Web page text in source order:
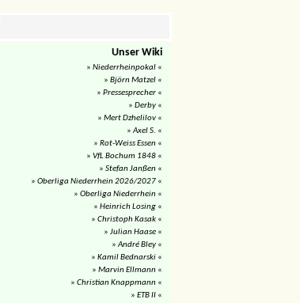
Unser Wiki
» Niederrheinpokal «
» Björn Matzel «
» Pressesprecher «
» Derby «
» Mert Dzhelilov «
»Axel S. «
» Rot-Weiss Essen «
» VfL Bochum 1848 «
» Stefan Janßen «
» Oberliga Niederrhein 2026/2027 «
» Oberliga Niederrhein «
» Heinrich Losing «
» Christoph Kasak «
» Julian Haase «
»André Bley «
» Kamil Bednarski «
» Marvin Ellmann «
» Christian Knappmann «
» ETB II «